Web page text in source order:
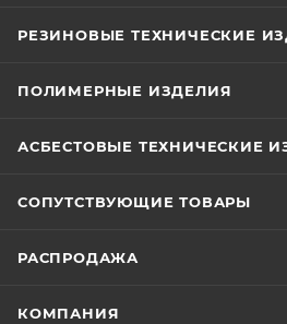
РЕЗИНОВЫЕ ТЕХНИЧЕСКИЕ
ПОЛИМЕРНЫЕ ИЗДЕЛИЯ
АСБЕСТОВЫЕ ТЕХНИЧЕСКИЕ
СОПУТСТВУЮЩИЕ ТОВАРЫ
РАСПРОДАЖА
КОМПАНИЯ